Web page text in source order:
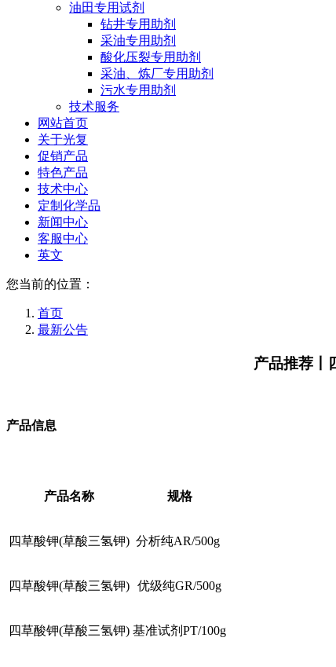
油田专用试剂
钻井专用助剂
采油专用助剂
酸化压裂专用助剂
采油、炼厂专用助剂
污水专用助剂
技术服务
网站首页
关于光复
促销产品
特色产品
技术中心
定制化学品
新闻中心
客服中心
英文
您当前的位置：
首页
最新公告
产品推荐丨
产品信息
产品名称 规格
四草酸钾(草酸三氢钾) 分析纯AR/500g
四草酸钾(草酸三氢钾) 优级纯GR/500g
四草酸钾(草酸三氢钾) 基准试剂PT/100g